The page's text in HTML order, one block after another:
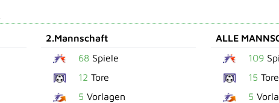
2.Mannschaft
68 Spiele
12 Tore
5 Vorlagen
ALLE
109
15 Tore
5